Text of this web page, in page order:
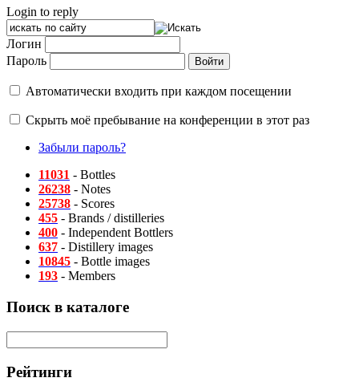
Login to reply
Логин
Пароль
Автоматически входить при каждом посещении
Скрыть моё пребывание на конференции в этот раз
Забыли пароль?
11031 - Bottles
26238 - Notes
25738 - Scores
455 - Brands / distilleries
400 - Independent Bottlers
637 - Distillery images
10845 - Bottle images
193 - Members
Поиск в каталоге
Рейтинги